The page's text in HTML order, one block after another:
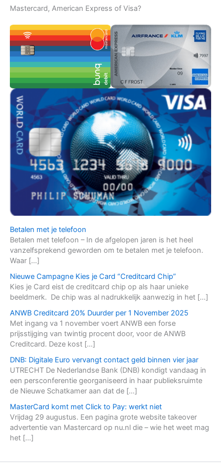
Mastercard, American Express of Visa?
Betalen met je telefoon
Betalen met telefoon – In de afgelopen jaren is het heel
vanzelfsprekend geworden om te betalen met je telefoon.
Waar […]
Nieuwe Campagne Kies je Card “Creditcard Chip”
Kies je Card eist de creditcard chip op als haar unieke
beeldmerk. De chip was al nadrukkelijk aanwezig in het […]
ANWB Creditcard 20% Duurder per 1 November 2025
Met ingang va 1 november voert ANWB een forse
prijsstijging van twintig procent door, voor de ANWB
Creditcard. Deze kost […]
DNB: Digitale Euro vervangt contact geld binnen vier jaar
UTRECHT De Nederlandse Bank (DNB) kondigt vandaag in
een persconferentie georganiseerd in haar publieksruimte
de Nieuwe Schatkamer aan dat de […]
MasterCard komt met Click to Pay: werkt niet
Vrijdag 29 augustus. Een pagina grote website takeover
advertentie van Mastercard op nu.nl die – wie het weet mag
het […]